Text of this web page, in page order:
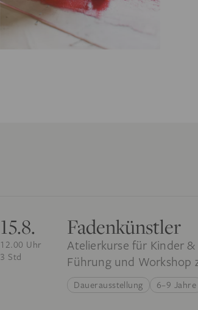
15.8.
12.00 Uhr
3 Std
Fadenkünstler
Atelierkurse für Kinder
Führung und Workshop
Dauerausstellung 6–9 Jahre